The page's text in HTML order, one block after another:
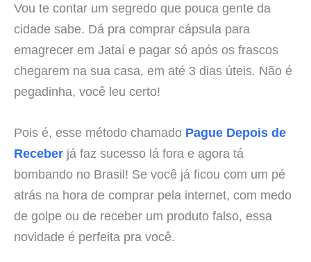
Vou te contar um segredo que pouca gente da
cidade sabe. Dá pra comprar cápsula para
emagrecer em Jataí e pagar só após os frascos
chegarem na sua casa, em até 3 dias úteis. Não é
pegadinha, você leu certo!
Pois é, esse método chamado Pague Depois de
Receber já faz sucesso lá fora e agora tá
bombando no Brasil! Se você já ficou com um pé
atrás na hora de comprar pela internet, com medo
de golpe ou de receber um produto falso, essa
novidade é perfeita pra você.